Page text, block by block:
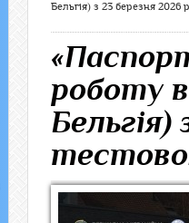
Бельгія) з 23 березня 2026
роботу
Бельгія)